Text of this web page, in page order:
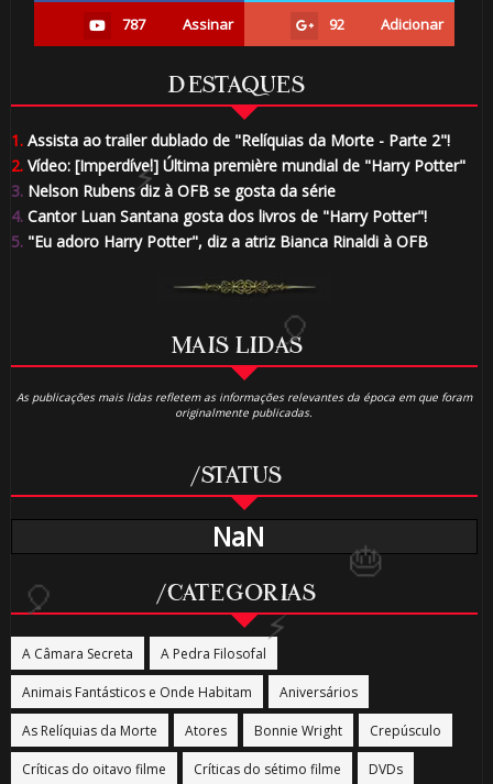
787 Assinar 92 Adicionar
DESTAQUES
1.Assista ao trailer dublado de "Relíquias da Morte - Parte 2"!
2.Vídeo: [Imperdível] Última première mundial de "Harry Potter"
3.Nelson Rubens diz à OFB se gosta da série
4.Cantor Luan Santana gosta dos livros de "Harry Potter"!
5."Eu adoro Harry Potter", diz a atriz Bianca Rinaldi à OFB
MAIS LIDAS
As publicações mais lidas refletem as informações relevantes da época em que foram
originalmente publicadas.
/STATUS
NaN
/CATEGORIAS
A Câmara Secreta A Pedra Filosofal
Animais Fantásticos e Onde Habitam Aniversários
As Relíquias da Morte Atores Bonnie Wright Crepúsculo
Críticas do oitavo filme Críticas do sétimo filme DVDs
⚡
⚡
🎂
🎈
⚡